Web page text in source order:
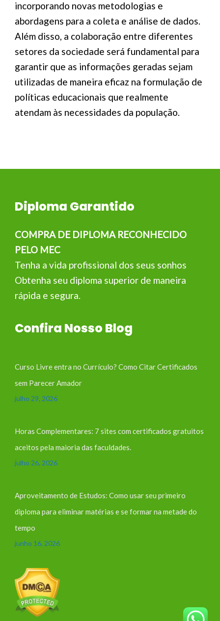
incorporando novas metodologias e
abordagens para a coleta e análise de dados.
Além disso, a colaboração entre diferentes
setores da sociedade será fundamental para
garantir que as informações geradas sejam
utilizadas de maneira eficaz na formulação de
políticas educacionais que realmente
atendam às necessidades da população.
Diploma Garantido
COMPRA DE DIPLOMA RECONHECIDO
PELO MEC
Tenha a vida profissional dos seus sonhos
Obtenha seu diploma superior de maneira
rápida e segura.
Confira Nosso Blog
Curso Livre entra no Currículo? Como Citar Certificados
sem Parecer Amador
julho 29, 2026
Horas Complementares: 7 sites com certificados gratuitos
aceitos pela maioria das faculdades.
julho 26, 2026
Aproveitamento de Estudos: Como usar seu primeiro
diploma para eliminar matérias e se formar na metade do
tempo
junho 16, 2026